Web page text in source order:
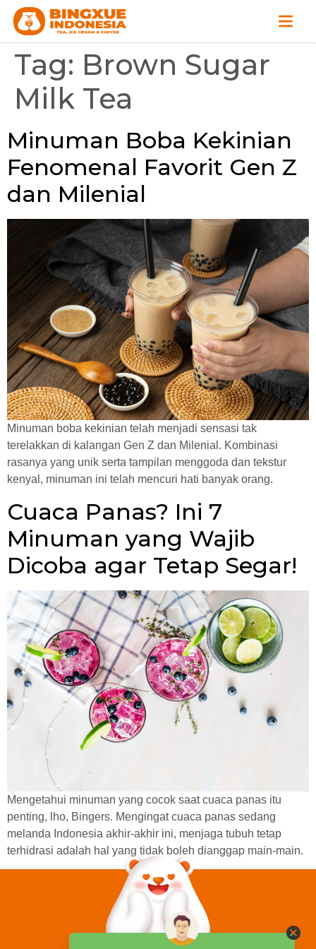
Tag: Brown Sugar
Milk Tea
Minuman Boba Kekinian
Fenomenal Favorit Gen Z
dan Milenial
Minuman boba kekinian telah menjadi sensasi tak
terelakkan di kalangan Gen Z dan Milenial. Kombinasi
rasanya yang unik serta tampilan menggoda dan tekstur
kenyal, minuman ini telah mencuri hati banyak orang.
Cuaca Panas? Ini 7
Minuman yang Wajib
Dicoba agar Tetap Segar!
Mengetahui minuman yang cocok saat cuaca panas itu
penting, lho, Bingers. Mengingat cuaca panas sedang
melanda Indonesia akhir-akhir ini, menjaga tubuh tetap
terhidrasi adalah hal yang tidak boleh dianggap main-main.